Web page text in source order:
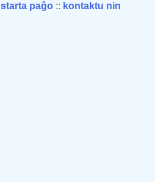
starta paĝo :: kontaktu nin